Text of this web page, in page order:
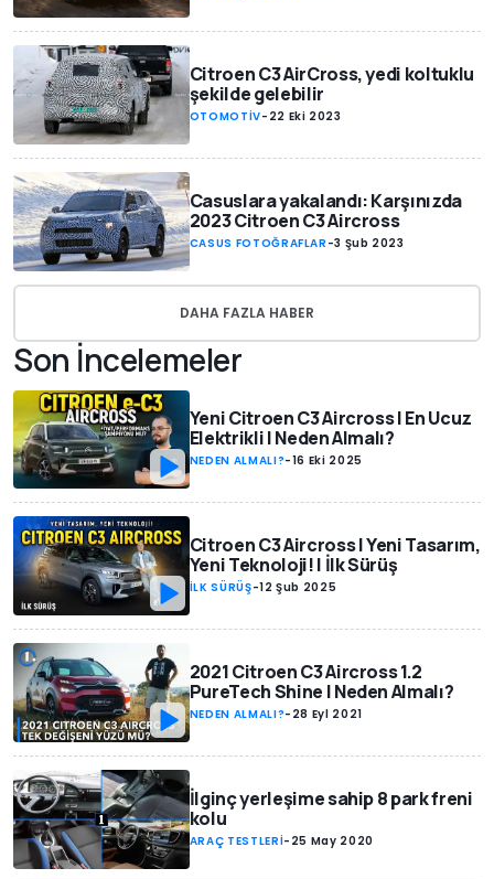
Citroen C3 AirCross, yedi koltuklu
şekilde gelebilir
OTOMOTİV- 22 Eki 2023
Casuslara yakalandı: Karşınızda
2023 Citroen C3 Aircross
CASUS FOTOĞRAFLAR -3 Şub 2023
DAHA FAZLA HABER
Son İncelemeler
Yeni Citroen C3 Aircross | En Ucuz
Elektrikli | Neden Almalı?
NEDEN ALMALI?-16 Eki 2025
Citroen C3 Aircross | Yeni Tasarım,
Yeni Teknoloji! | İlk Sürüş
İLK SÜRÜŞ-12 Şub 2025
2021 Citroen C3 Aircross 1.2
PureTech Shine | Neden Almalı?
NEDEN ALMALI?- 28 Eyl 2021
İlginç yerleşime sahip 8 park freni
kolu
ARAÇ TESTLERİ- 25 May 2020